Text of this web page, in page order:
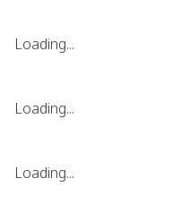
Loading...
Loading...
Loading...